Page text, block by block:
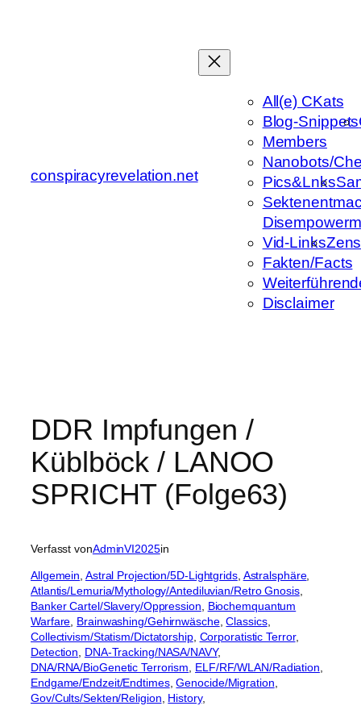
conspiracyrevelation.net
All(e) CKats
Blog-Snippets
Members
Nanobots/
Pics&Lnks
Vid-Links
Fakten/Facts
Disclaimer
DDR Impfungen /
Küblböck / LANOO
SPRICHT (Folge63)
Verfasst vonAdminVI2025in
Allgemein Astral Projection/5D-Lightgrids, Astralsphäre
Atlantis/Lemuria/Mythology/Antediluvian/Retro Gnosis
Banker Cartel/Slavery/Oppression
Biochemquantum
Warfare Brainwashing/Gehirnwäsche, Classics
Collectivism/Statism/Dictatorship, Corporatistic Terror
Detection
DNA-Tracking/NASA/NAVY
DNA/RNA/BioGenetic Terrorism
ELF/RF/WLAN/Radiation
Endgame/Endzeit/Endtimes, Genocide/Migration
Gov/Cults/Sekten/Religion History